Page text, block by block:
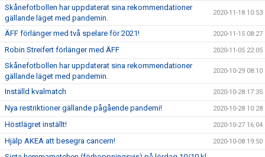
Skånefotbollen har uppdaterat sina rekommendationer
gällande läget med pandemin.
2020-11-18 10:53
ÄFF förlänger med två spelare för 2021! 2020-11-15 08:27
Robin Streifert förlänger med ÄFF 2020-11-05 22:05
Skånefotbollen har uppdaterat sina rekommendationer
gällande läget med pandemin.
2020-10-29 08:10
Inställd kvalmatch 2020-10-28 17:35
Nya restriktioner gällande pågående pandemi! 2020-10-28 10:28
Höstlägret inställt! 2020-10-27 16:04
Hjälp AKEA att besegra cancern! 2020-10-08 19:50